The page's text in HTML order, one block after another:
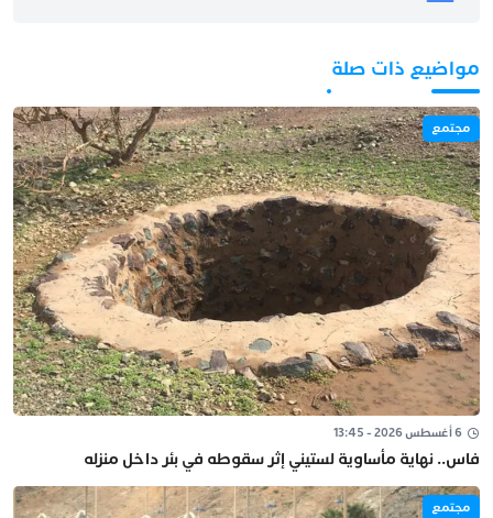
مواضيع ذات صلة
مجتمع
6 أغسطس 2026 - 13:45
فاس.. نهاية مأساوية لستيني إثر سقوطه في بئر داخل منزله
مجتمع